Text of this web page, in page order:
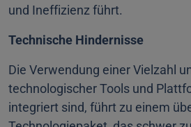
und Ineffizienz führt.
Technische Hindernisse
Die Verwendung einer Vielzahl
technologischer Tools und
integriert sind, führt zu einem